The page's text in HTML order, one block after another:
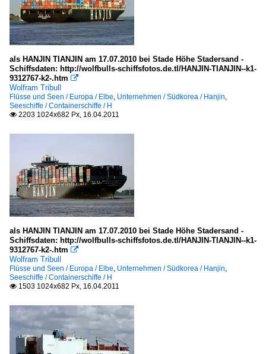
als HANJIN TIANJIN am 17.07.2010 bei Stade Höhe Stadersand -
Schiffsdaten: http://wolfbulls-schiffsfotos.de.tl/HANJIN-TIANJIN--k1-
9312767-k2-.htm 
Wolfram Tribull
Flüsse und Seen / Europa / Elbe Unternehmen / Südkorea / Hanjin
Seeschiffe / Containerschiffe / H
 2203 1024x682 Px, 16.04.2011
als HANJIN TIANJIN am 17.07.2010 bei Stade Höhe Stadersand -
Schiffsdaten: http://wolfbulls-schiffsfotos.de.tl/HANJIN-TIANJIN--k1-
9312767-k2-.htm 
Wolfram Tribull
Flüsse und Seen / Europa / Elbe Unternehmen / Südkorea / Hanjin
Seeschiffe / Containerschiffe / H
 1503 1024x682 Px, 16.04.2011